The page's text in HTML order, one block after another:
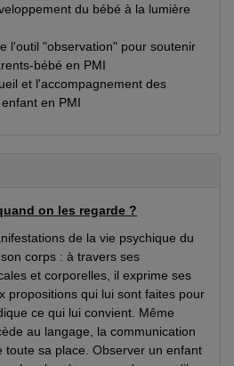
du bébé à la lumière
l'outil "observation" pour soutenir
bébé en PMI
et l'accompagnement des
en PMI
on les regarde ?
de la vie psychique du
corps : à travers ses
et corporelles, il exprime ses
propositions qui lui sont faites pour
ce qui lui convient. Même
au langage, la communication
toute sa place. Observer un enfant